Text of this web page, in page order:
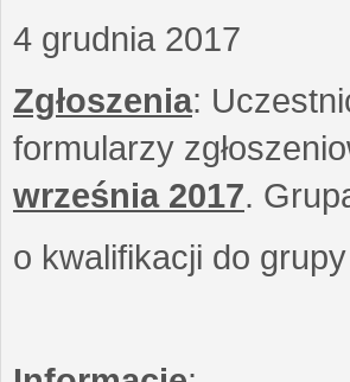
4 grudnia 2017
Zgłoszenia:
formularzy
września 2017.
o kwalifikacji do